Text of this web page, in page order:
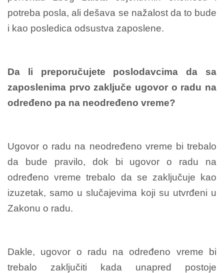
potreba posla, ali dešava se nažalost da to bude
i kao posledica odsustva zaposlene.
Da li preporučujete poslodavcima da sa
zaposlenima prvo zaključe ugovor o radu na
određeno pa na neodređeno vreme?
Ugovor o radu na neodređeno vreme bi trebalo
da bude pravilo, dok bi ugovor o radu na
određeno vreme trebalo da se zaključuje kao
izuzetak, samo u slučajevima koji su utvrđeni u
Zakonu o radu.
Dakle, ugovor o radu na određeno vreme bi
trebalo zaključiti kada unapred postoje